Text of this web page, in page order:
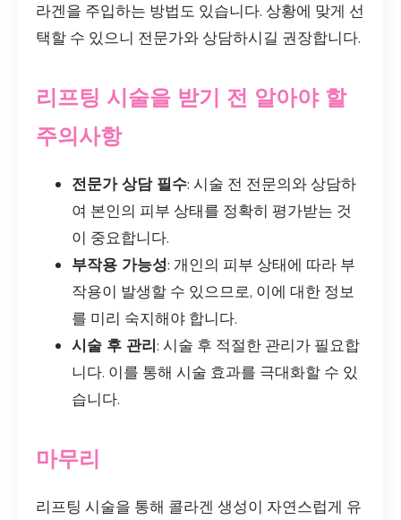
라겐을 주입하는 방법도 있습니다. 상황에 맞게 선
택할 수 있으니 전문가와 상담하시길 권장합니다.
리프팅 시술을 받기 전 알아야 할
주의사항
전문가 상담 필수: 시술 전 전문의와 상담하
여 본인의 피부 상태를 정확히 평가받는 것
이 중요합니다.
부작용 가능성: 개인의 피부 상태에 따라 부
작용이 발생할 수 있으므로, 이에 대한 정보
를 미리 숙지해야 합니다.
시술 후 관리: 시술 후 적절한 관리가 필요합
니다. 이를 통해 시술 효과를 극대화할 수 있
습니다.
마무리
리프팅 시술을 통해 콜라겐 생성이 자연스럽게 유